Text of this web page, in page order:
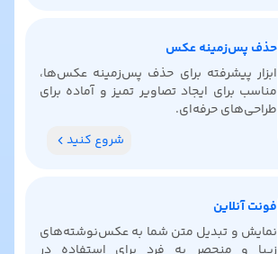
حذف پس‌زمینه عکس
ابزار پیشرفته برای حذف پس‌زمینه عکس‌ها،
مناسب برای ایجاد تصاویر تمیز و آماده برای
طراحی‌های حرفه‌ای.
شروع کنید
فونت آنلاین
نمایش و تبدیل متن شما به عکس‌نوشته‌های